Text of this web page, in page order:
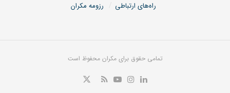
راه‌های ارتباطی
رزومه مکران
تمامی حقوق برای مکران محفوظ است